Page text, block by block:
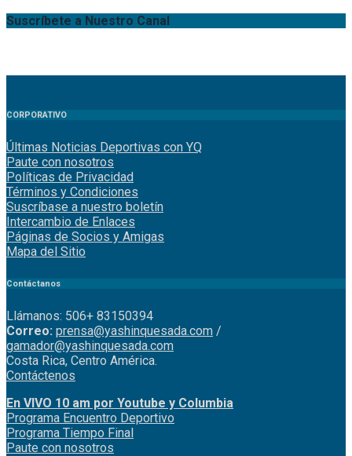
Suscríbete a Nuestro Canal
CORPORATIVO
Últimas Noticias Deportivas con YQ
Paute con nosotros
Políticas de Privacidad
Términos y Condiciones
Suscríbase a nuestro boletín
Intercambio de Enlaces
Páginas de Socios y Amigas
Mapa del Sitio
Contáctanos
Llámanos: 506+ 83150394
Correo: prensa@yashinquesada.com /
gamador@yashinquesada.com
Costa Rica, Centro América.
Contáctenos
En VIVO 10 am por Youtube y Columbia
Programa Encuentro Deportivo
Programa Tiempo Final
Paute con nosotros